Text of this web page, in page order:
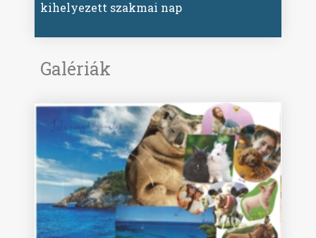
kihelyezett szakmai nap
Galériák